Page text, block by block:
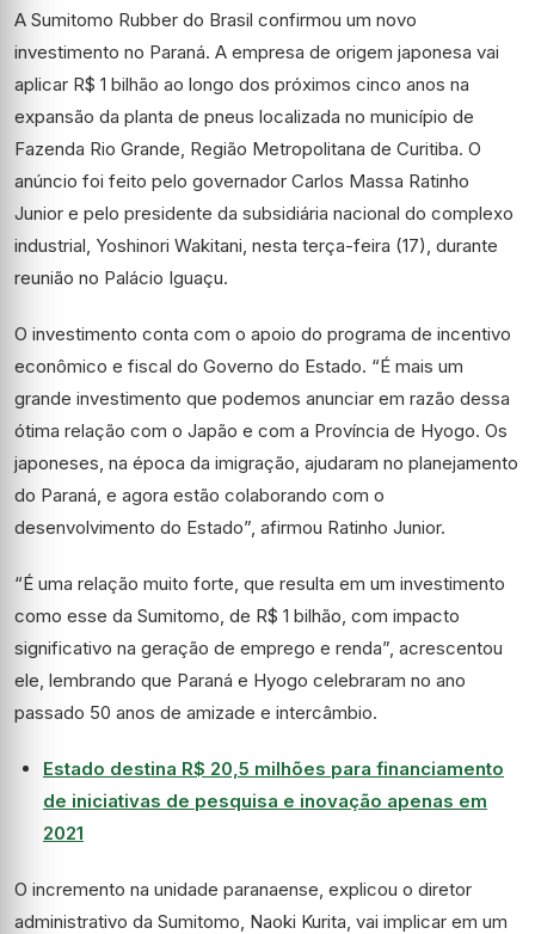
A Sumitomo Rubber do Brasil confirmou um novo
investimento no Paraná. A empresa de origem japonesa vai
aplicar R$ 1 bilhão ao longo dos próximos cinco anos na
expansão da planta de pneus localizada no município de
Fazenda Rio Grande, Região Metropolitana de Curitiba. O
anúncio foi feito pelo governador Carlos Massa Ratinho
Junior e pelo presidente da subsidiária nacional do complexo
industrial, Yoshinori Wakitani, nesta terça-feira (17), durante
reunião no Palácio Iguaçu.
O investimento conta com o apoio do programa de incentivo
econômico e fiscal do Governo do Estado. “É mais um
grande investimento que podemos anunciar em razão dessa
ótima relação com o Japão e com a Província de Hyogo. Os
japoneses, na época da imigração, ajudaram no planejamento
do Paraná, e agora estão colaborando com o
desenvolvimento do Estado”, afirmou Ratinho Junior.
“É uma relação muito forte, que resulta em um investimento
como esse da Sumitomo, de R$ 1 bilhão, com impacto
significativo na geração de emprego e renda”, acrescentou
ele, lembrando que Paraná e Hyogo celebraram no ano
passado 50 anos de amizade e intercâmbio.
Estado destina R$ 20,5 milhões para financiamento
de iniciativas de pesquisa e inovação apenas em
2021
O incremento na unidade paranaense, explicou o diretor
administrativo da Sumitomo, Naoki Kurita, vai implicar em um